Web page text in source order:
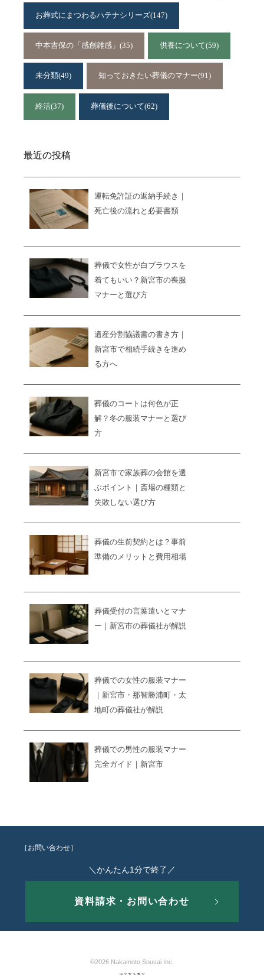
お葬式にまつわるハテナシリーズ(147)
中本吉保の「感創雑感」 (35) 供養について(59)
未分類(49) 知っておきたい葬儀のマナー(91)
終活(37) 葬儀後について(62)
最近の投稿
運転免許証の返納手続き｜
死亡後の流れと必要書類
葬儀で女性が白ブラウスを
着てもいい？新宮市の喪服
マナーと選び方
遺産分割協議書の書き方｜
新宮市で相続手続きを進め
る方へ
葬儀のコートは何色が正
解？冬の服装マナーと選び
方
新宮市で家族葬の会館を選
ぶポイント｜斎場の種類と
失敗しない選び方
葬儀の生前契約とは？事前
準備のメリットと費用相場
葬儀受付の言葉遣いとマナ
ー｜新宮市の葬儀社が解説
葬儀での女性の服装マナー
｜新宮市・那智勝浦町・太
地町の葬儀社が解説
葬儀での男性の服装マナー
完全ガイド｜新宮市
［お問い合わせ］
＼かんたん1分で終了／
資料請求・お問い合わせ
©2026 Nakamoto Sousai Inc.